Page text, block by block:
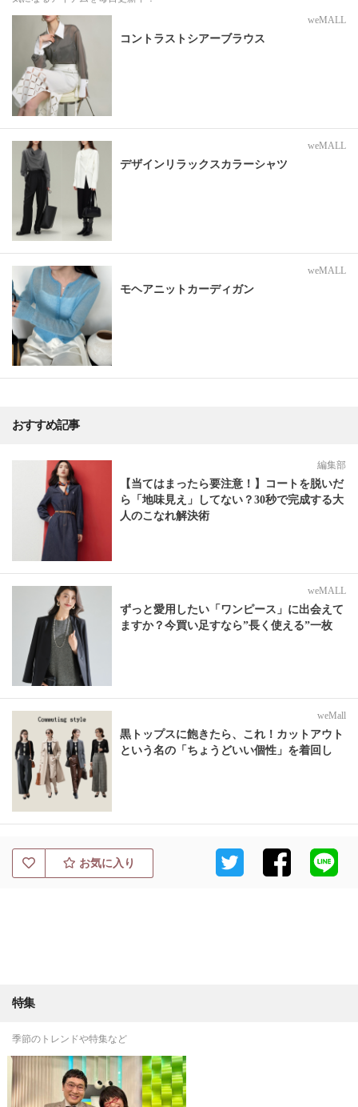
weMALL
コントラストシアーブラウス
weMALL
デザインリラックスカラーシャツ
weMALL
モヘアニットカーディガン
おすすめ記事
編集部
【当てはまったら要注意！】コートを脱いだ
ら「地味見え」してない？30秒で完成する大
人のこなれ解決術
weMALL
ずっと愛用したい「ワンピース」に出会えて
ますか？今買い足すなら”長く使える”一枚
weMall
黒トップスに飽きたら、これ！カットアウト
という名の「ちょうどいい個性」を着回し
お気に入り
特集
季節のトレンドや特集など